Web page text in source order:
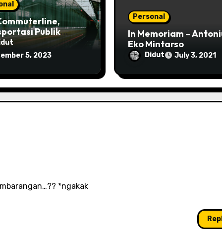
Publik
Murah!
5, 2023
Personal
In Memoriam –
Eko Mintarso
Didut July 3, 2021
*ngakak